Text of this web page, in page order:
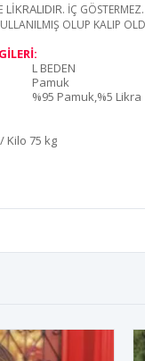
LİKRALIDIR. İÇ GÖSTERMEZ.
OLUP KALIP
L BEDEN
Pamuk
%95 Pamuk,%5 Likra
Kilo 75 kg